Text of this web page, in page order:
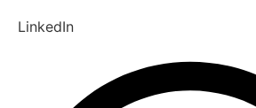
LinkedIn